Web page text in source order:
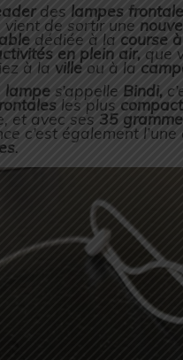
des lampes
vient de sortir une
dédiée à la course
en plein air, que
à la ville ou à la
lampe s’appelle Bindi,
les plus
et avec ses 35
c’est également
.